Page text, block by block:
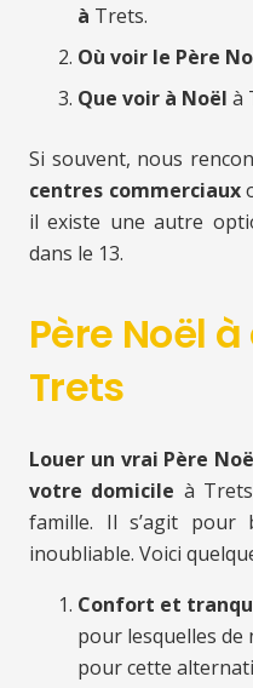
à Trets.
Où voir le Père
Que voir à Noël à
Si souvent, nous
centres commerciaux
il existe une autre
dans le 13.
Père Noël
Trets
Louer un vrai Père
votre domicile à
famille. Il s’agit pour
inoubliable. Voici
Confort et
pour lesquelles
pour cette